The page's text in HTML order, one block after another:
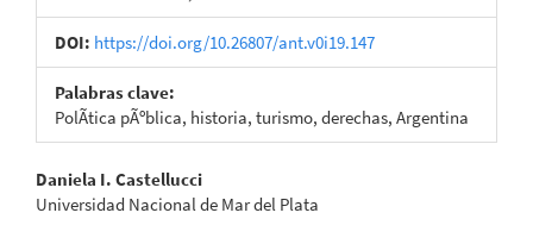
DOI: https://doi.org/10.26807/ant.v0i19.147
Palabras clave:
PolÃ­tica pÃºblica, historia, turismo, derechas, Argentina
Contenido
Daniela I. Castellucci
Universidad Nacional de Mar del Plata